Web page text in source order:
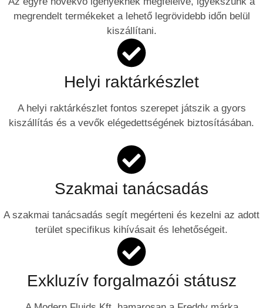
megrendelt termékeket a lehető legrövidebb időn belül
kiszállítani.
Helyi raktárkészlet
A helyi raktárkészlet fontos szerepet játszik a gyors
kiszállítás és a vevők elégedettségének biztosításában.
Szakmai tanácsadás
A szakmai tanácsadás segít megérteni és kezelni az adott
terület specifikus kihívásait és lehetőségeit.
Exkluzív forgalmazói státusz